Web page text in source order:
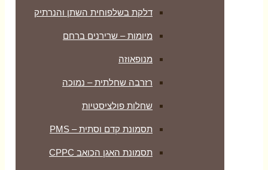
דלקת בשלפוחית השתן והנרתיק
מיומות – שרירנים ברחם
מנופאוזה
רזרבה שחלתית – נמוכה
שחלות פולציסטיות
תסמונת קדם וסתית – PMS
תסמונת האגן הכואב CPPC